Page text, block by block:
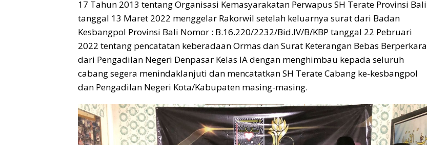
17 Tahun 2013 tentang Organisasi Kemasyarakatan Perwapus SH Terate Provinsi Bali
tanggal 13 Maret 2022 menggelar Rakorwil setelah keluarnya surat dari Badan
Kesbangpol Provinsi Bali Nomor : B.16.220/2232/Bid.IV/B/KBP tanggal 22 Pebruari
2022 tentang pencatatan keberadaan Ormas dan Surat Keterangan Bebas Berperkara
dari Pengadilan Negeri Denpasar Kelas IA dengan menghimbau kepada seluruh
cabang segera menindaklanjuti dan mencatatkan SH Terate Cabang ke-kesbangpol
dan Pengadilan Negeri Kota/Kabupaten masing-masing.